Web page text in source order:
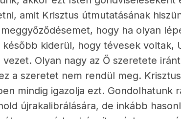
amit Krisztus útmutatásának
hogy ha olyan
kiderül, hogy tévesek voltak,
Olyan nagy az Ő szeretete
a szeretet nem rendül meg.
mindig igazolja ezt. Gondolhatunk
újrakalibrálására, de inkább